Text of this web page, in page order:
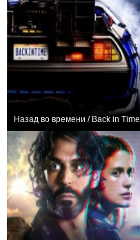
Назад во времени / Back in Time